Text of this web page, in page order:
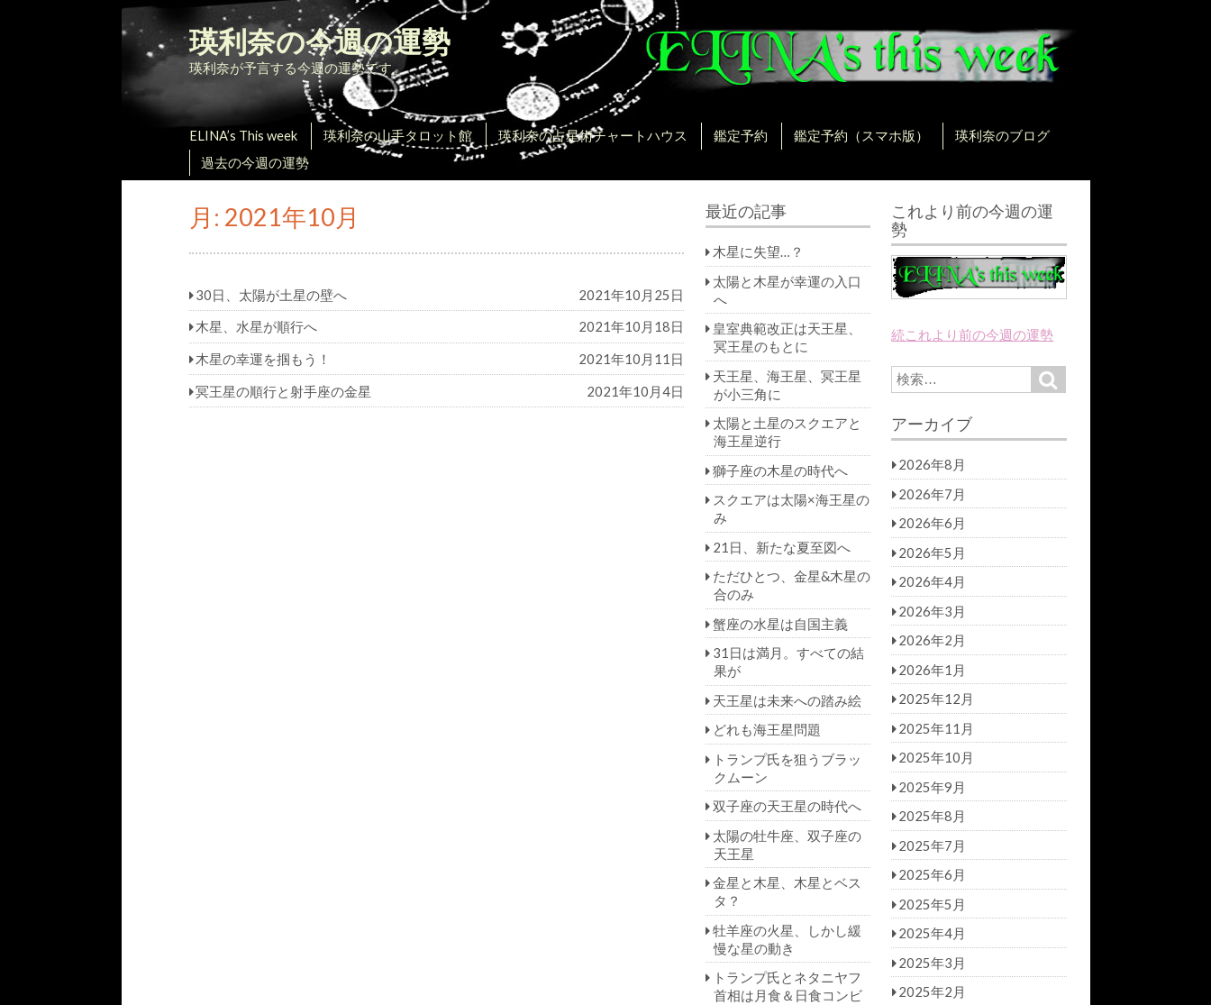
瑛利奈の今週の運勢
瑛利奈が予言する今週の運勢です。
ELINA’s This week 瑛利奈の山手タロット館 瑛利奈の占星術チャートハウス 鑑定予約 鑑定予約（スマホ版）
瑛利奈のブログ
過去の今週の運勢
月: 2021年10月
30日、太陽が土星の壁へ
2021年10月25日
木星、水星が順行へ
2021年10月18日
木星の幸運を掴もう！
2021年10月11日
冥王星の順行と射手座の金星
2021年10月4日
最近の記事
木星に失望…？
太陽と木星が幸運の入口
へ
皇室典範改正は天王星、
冥王星のもとに
天王星、海王星、冥王星
が小三角に
太陽と土星のスクエアと
海王星逆行
獅子座の木星の時代へ
スクエアは太陽×海王星の
み
21日、新たな夏至図へ
ただひとつ、金星&木星の
合のみ
蟹座の水星は自国主義
31日は満月。すべての結
果が
天王星は未来への踏み絵
どれも海王星問題
トランプ氏を狙うブラッ
クムーン
双子座の天王星の時代へ
太陽の牡牛座、双子座の
天王星
金星と木星、木星とベス
タ？
牡羊座の火星、しかし緩
慢な星の動き
トランプ氏とネタニヤフ
首相は月食＆日食コンビ
これより前の今週の運
勢
続これより前の今週の運勢
S
e
r
c
h
f
o
r:
h
アーカイブ
2026年8月
2026年7月
2026年6月
2026年5月
2026年4月
2026年3月
2026年2月
2026年1月
2025年12月
2025年11月
2025年10月
2025年9月
2025年8月
2025年7月
2025年6月
2025年5月
2025年4月
2025年3月
2025年2月